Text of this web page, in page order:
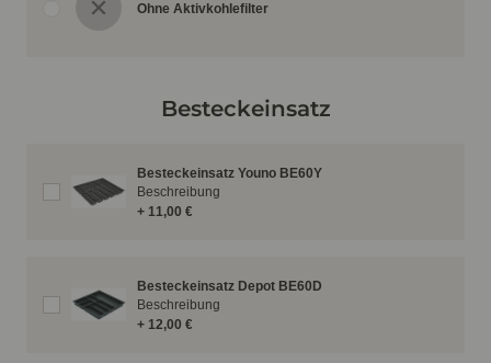
Ohne Aktivkohlefilter
Besteckeinsatz
Besteckeinsatz Youno BE60Y
+ 11,00 €
Beschreibung
Besteckeinsatz Depot BE60D
+ 12,00 €
Beschreibung